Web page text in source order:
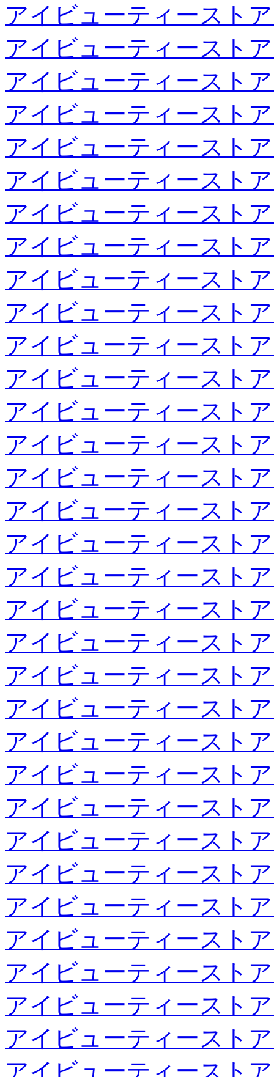
アイビューティースト
アイビューティースト
アイビューティースト
アイビューティースト
アイビューティースト
アイビューティースト
アイビューティースト
アイビューティースト
アイビューティースト
アイビューティースト
アイビューティースト
アイビューティースト
アイビューティースト
アイビューティースト
アイビューティースト
アイビューティースト
アイビューティースト
アイビューティースト
アイビューティースト
アイビューティースト
アイビューティースト
アイビューティースト
アイビューティースト
アイビューティースト
アイビューティースト
アイビューティースト
アイビューティースト
アイビューティースト
アイビューティースト
アイビューティースト
アイビューティースト
アイビューティースト
アイビューティースト